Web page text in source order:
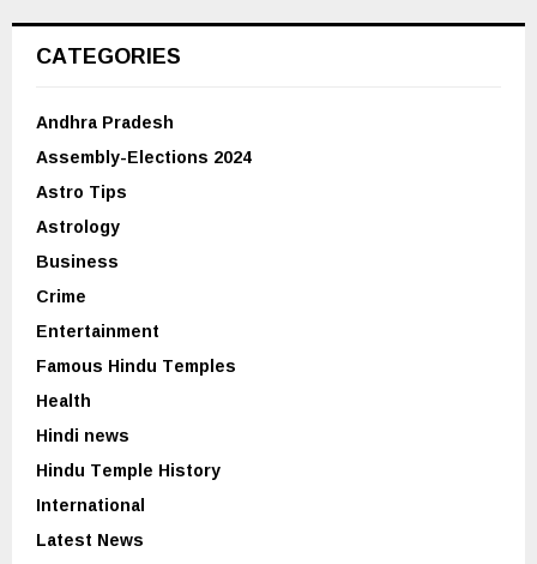
CATEGORIES
Andhra Pradesh
Assembly-Elections 2024
Astro Tips
Astrology
Business
Crime
Entertainment
Famous Hindu Temples
Health
Hindi news
Hindu Temple History
International
Latest News